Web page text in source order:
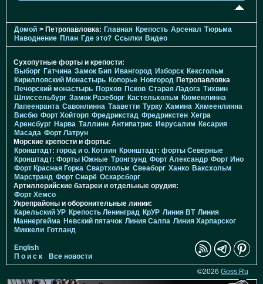
Домой > Петропавловка: Главная Крепость Арсенал Тюрьма
Наводнение План Где это? Ссылки Видео
Сухопутные форты и крепости:
Выборг Гатчина Замок Бип Ивангород Изборск Кексгольм
Кирилловский Монастырь Копорье Новгород Петропавловка
Печорcкий монастырь Порхов Псков Старая Ладога Тихвин
Шлиссельбург Замок Разеборг Кастельхольм Кюменлинна
Лапеенранта Савонлинна Тааветти Турку Хамина Хямеенлинна
Висбю Форт Хойторп Фредрикстад Фредрикстен Хегра
Аренсбург Нарва Таллинн Антипатрис Иерусалим Кесария
Масада Форт Латрун
Морские крепости и форты:
Кронштадт: город и о. Котлин Кронштадт: форты Северные
Кронштадт: Форты Южные Тронгзунд Форт Александр Форт Ино
Форт Красная Горка Свартхольм Свеаборг Ханко Ваксхольм
Марстранд Форт Сиарё Оскарсборг
Артиллерийские батареи и отдельные орудия:
Форт Хёмсо
Укрепрайоны и оборонительные линии:
Карельский УР Крепость Ленинград КрУР Линия ВТ Линия
Маннергейма Невский пятачок Линия Салпа Линия Харпарског
Миккели Готланд
English
П о и с к
Все новости
©2026 Goss.Ru